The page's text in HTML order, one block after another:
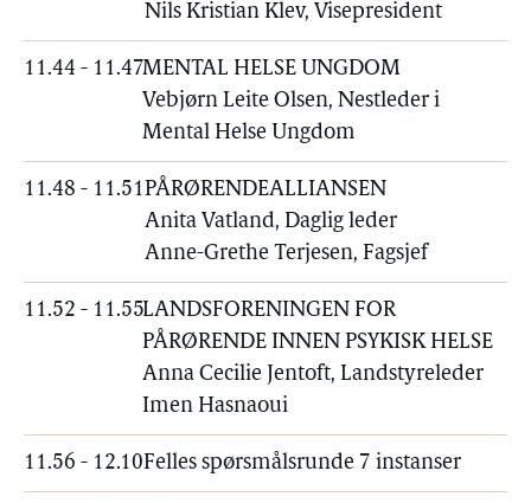
Nils Kristian Klev, Visepresident
11.44 - 11.47MENTAL HELSE UNGDOM
Vebjørn Leite Olsen, Nestleder i
Mental Helse Ungdom
11.48 - 11.51PÅRØRENDEALLIANSEN
Anita Vatland, Daglig leder
Anne-Grethe Terjesen, Fagsjef
11.52 - 11.55LANDSFORENINGEN FOR
PÅRØRENDE INNEN PSYKISK HELSE
Anna Cecilie Jentoft, Landstyreleder
Imen Hasnaoui
11.56 - 12.10Felles spørsmålsrunde 7 instanser